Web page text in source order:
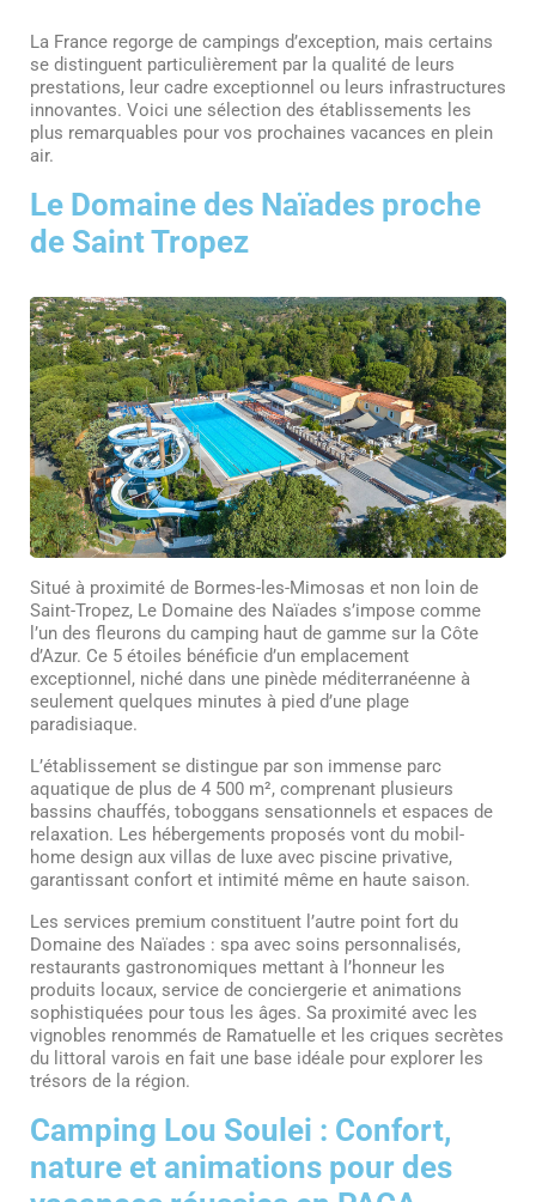
La France regorge de campings d’exception, mais certains
se distinguent particulièrement par la qualité de leurs
prestations, leur cadre exceptionnel ou leurs infrastructures
innovantes. Voici une sélection des établissements les
plus remarquables pour vos prochaines vacances en plein
air.
Le Domaine des Naïades proche
de Saint Tropez
Situé à proximité de Bormes-les-Mimosas et non loin de
Saint-Tropez, Le Domaine des Naïades s’impose comme
l’un des fleurons du camping haut de gamme sur la Côte
d’Azur. Ce 5 étoiles bénéficie d’un emplacement
exceptionnel, niché dans une pinède méditerranéenne à
seulement quelques minutes à pied d’une plage
paradisiaque.
L’établissement se distingue par son immense parc
aquatique de plus de 4 500 m², comprenant plusieurs
bassins chauffés, toboggans sensationnels et espaces de
relaxation. Les hébergements proposés vont du mobil-
home design aux villas de luxe avec piscine privative,
garantissant confort et intimité même en haute saison.
Les services premium constituent l’autre point fort du
Domaine des Naïades : spa avec soins personnalisés,
restaurants gastronomiques mettant à l’honneur les
produits locaux, service de conciergerie et animations
sophistiquées pour tous les âges. Sa proximité avec les
vignobles renommés de Ramatuelle et les criques secrètes
du littoral varois en fait une base idéale pour explorer les
trésors de la région.
Camping Lou Soulei : Confort,
nature et animations pour des